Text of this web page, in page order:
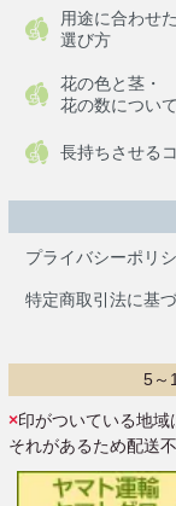
用途に合わせた
選び方
花の色と茎・
花の数について
長持ちさせる
プライバシーポリ
特定商取引法に基
5～
×印がついている地
それがあるため配送